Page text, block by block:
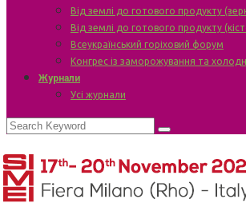
Від землі до готового продукту
Від землі до готового продукту
Всеукраїнський горіховий форум
Конгрес із заморожування та
Журнали
Усі журнали